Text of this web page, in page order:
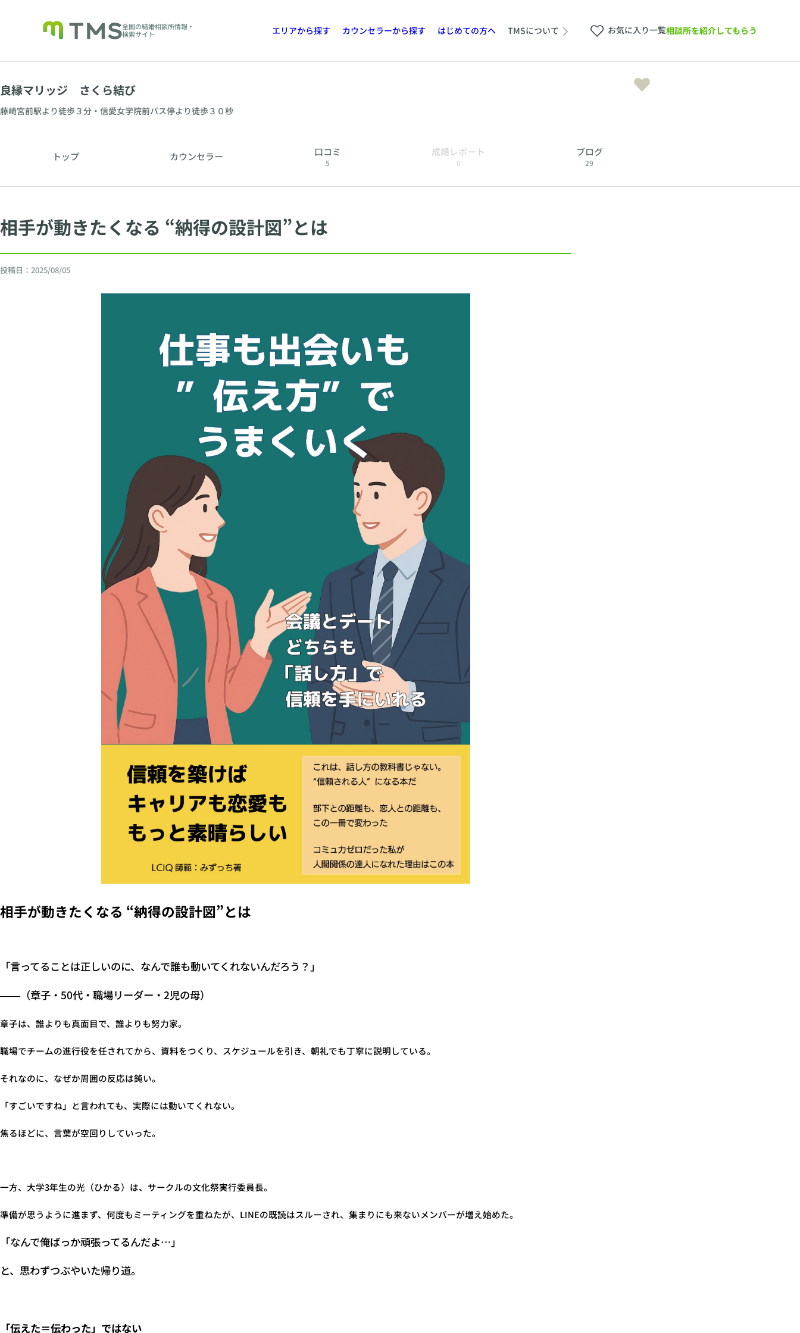
全国の結婚相談所情報・
検索サイト
エリアから探す カウンセラーから探す はじめての方へ TMSについて お気に入り一覧相談所を紹介してもらう
良縁マリッジ さくら結び
藤崎宮前駅より徒歩３分・信愛女学院前バス停より徒歩３０秒
トップ カウンセラー 口コミ
5
成婚レポート
0
ブログ
29
相手が動きたくなる “納得の設計図”とは
投稿日： 2025/08/05
相手が動きたくなる “納得の設計図”とは
「言ってることは正しいのに、なんで誰も動いてくれないんだろう？」
――（章子・50代・職場リーダー・2児の母）
章子は、誰よりも真面目で、誰よりも努力家。
職場でチームの進行役を任されてから、資料をつくり、スケジュールを引き、朝礼でも丁寧に説明している。
それなのに、なぜか周囲の反応は鈍い。
「すごいですね」と言われても、実際には動いてくれない。
焦るほどに、言葉が空回りしていった。
一方、大学3年生の光（ひかる）は、サークルの文化祭実行委員長。
準備が思うように進まず、何度もミーティングを重ねたが、LINEの既読はスルーされ、集まりにも来ないメンバーが増え始めた。
「なんで俺ばっか頑張ってるんだよ…」
と、思わずつぶやいた帰り道。
「伝えた＝伝わった」ではない